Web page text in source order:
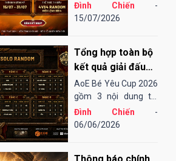
AoE Việt Nam,
EGOPLAY đã không
sân chơi...
Đình Chiến -
15/07/2026
Tổng hợp toàn bộ
kết quả giải đấu
AoE Bé Yêu Cup
2026
AoE Bé Yêu Cup 2026
gồm 3 nội dung thi
đấu: Solo Random,
Solo Shang và 4vs4
Đình Chiến -
06/06/2026